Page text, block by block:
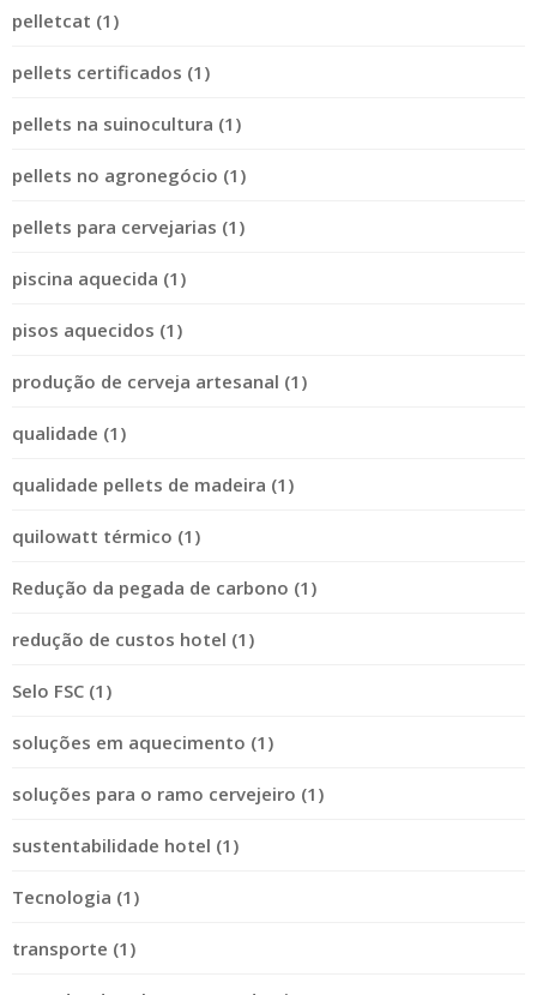
pelletcat (1)
pellets certificados (1)
pellets na suinocultura (1)
pellets no agronegócio (1)
pellets para cervejarias (1)
piscina aquecida (1)
pisos aquecidos (1)
produção de cerveja artesanal (1)
qualidade (1)
qualidade pellets de madeira (1)
quilowatt térmico (1)
Redução da pegada de carbono (1)
redução de custos hotel (1)
Selo FSC (1)
soluções em aquecimento (1)
soluções para o ramo cervejeiro (1)
sustentabilidade hotel (1)
Tecnologia (1)
transporte (1)